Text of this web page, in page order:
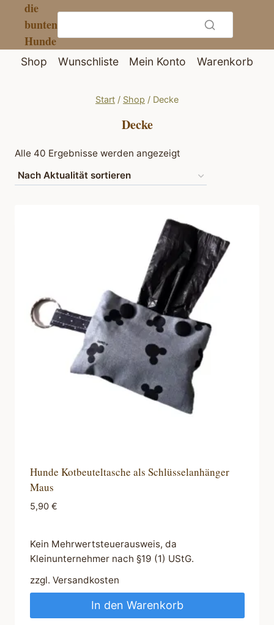
Inhalt
springen
die
bunten
Hunde
Shop Wunschliste Mein Konto Warenkorb
Start / Shop / Decke
Decke
Alle 40 Ergebnisse werden angezeigt
sortiert
Hunde Kotbeuteltasche als Schlüsselanhänger
Maus
5,90 €
Kein Mehrwertsteuerausweis, da
Kleinunternehmer nach §19 (1) UStG.
zzgl. Versandkosten
In den Warenkorb